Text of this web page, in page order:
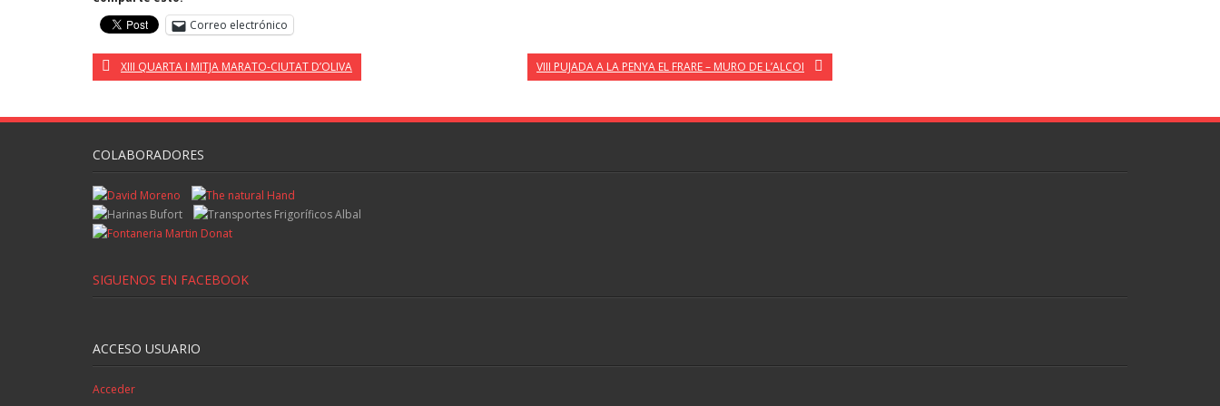
Correo electrónico
XIII QUARTA I MITJA MARATO-CIUTAT D’OLIVA VIII PUJADA A LA PENYA EL FRARE – MURO DE L’ALCOI
COLABORADORES
SIGUENOS EN FACEBOOK
ACCESO USUARIO
Acceder